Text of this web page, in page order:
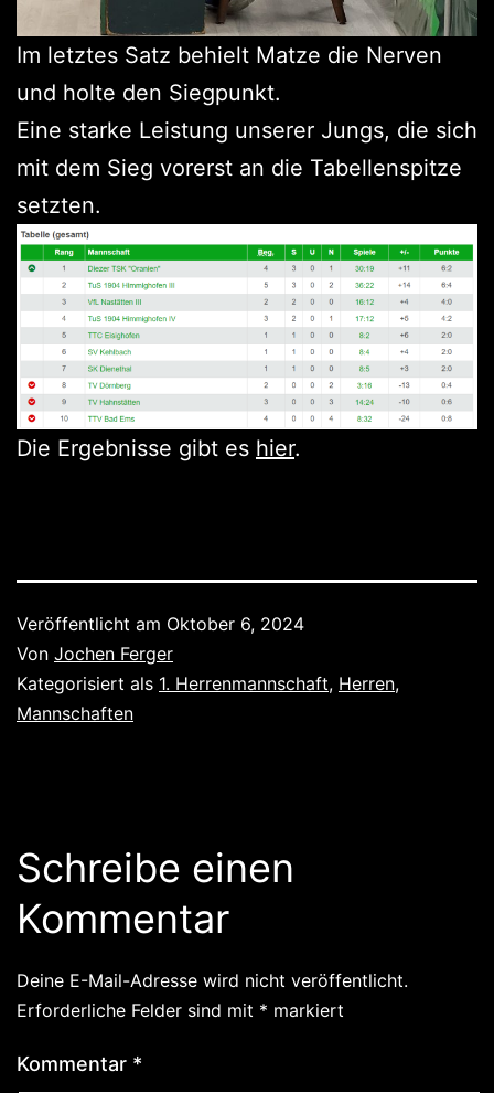
Im letztes Satz behielt Matze die Nerven
und holte den Siegpunkt.
Eine starke Leistung unserer Jungs, die sich
mit dem Sieg vorerst an die Tabellenspitze
setzten.
Die Ergebnisse gibt es hier.
Veröffentlicht am Oktober 6, 2024
Von Jochen Ferger
Kategorisiert als 1. Herrenmannschaft, Herren,
Mannschaften
Schreibe einen
Kommentar
Deine E-Mail-Adresse wird nicht veröffentlicht.
Erforderliche Felder sind mit * markiert
Kommentar *